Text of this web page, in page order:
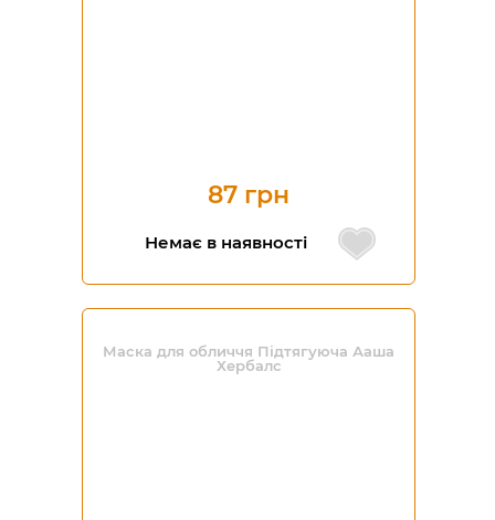
87 грн
Немає в наявності
Маска для обличчя Підтягуюча Ааша
Хербалс